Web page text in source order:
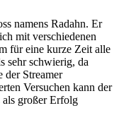
namens Radahn. Er
mit verschiedenen
für eine kurze Zeit alle
sehr schwierig, da
der Streamer
Versuchen kann der
als großer Erfolg